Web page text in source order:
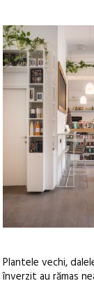
Plantele vechi,
înverzit au rămas